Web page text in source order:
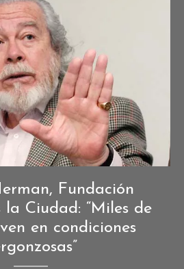
Entrevistas
de
Sociedad,
Sociedad
Fundación
la Ciudad: “Miles de
en condiciones